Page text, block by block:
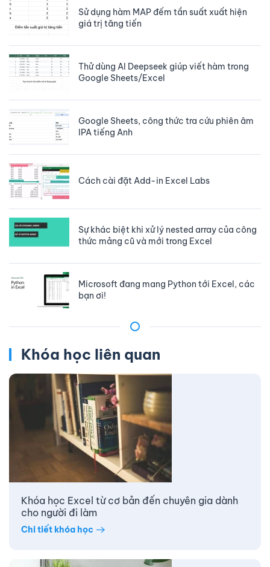
Sử dụng hàm MAP đếm tần suất xuất hiện
giá trị tăng tiến
Thử dùng AI Deepseek giúp viết hàm trong
Google Sheets/Excel
Google Sheets, công thức tra cứu phiên âm
IPA tiếng Anh
Cách cài đặt Add-in Excel Labs
Sự khác biệt khi xử lý nested array của công
thức mảng cũ và mới trong Excel
Microsoft đang mang Python tới Excel, các
bạn ơi!
Khóa học liên quan
Khóa học Excel từ cơ bản đến chuyên gia dành
cho người đi làm
Chi tiết khóa học